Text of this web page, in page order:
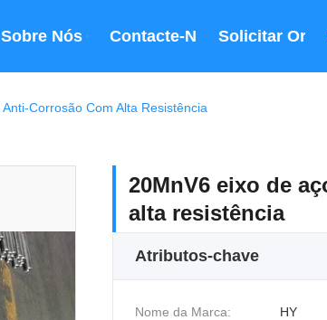
Sobre Nós Contacte-Nos Solicitar
Corrosão Com Alta Resistência
20MnV6 eixo de
alta resistência
Atributos-chave
Nome da Marca: HY